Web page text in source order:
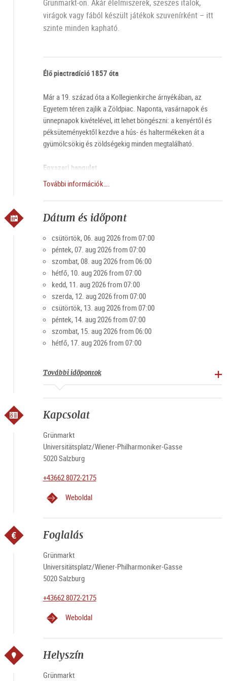
Grünmarkt-on. Akár élelmiszerek, szeszes italok,
virágok vagy fából készült játékok szuvenírként – itt
szinte minden kapható.
Élő piactradíció 1857 óta
Már a 19. század óta a Kollegienkirche árnyékában, az
Egyetem téren zajlik a Zöldpiac. Naponta, vasárnapok és
ünnepnapok kivételével, itt lehet böngészni: a kenyértől és
péksüteményektől kezdve a hús- és haltermékeken át a
gyümölcsökig és zöldségekig minden megtalálható.
Egyszeri hangulat
Zöldpiacot. Amikor a piac standjai reggel 6-kor megnyitják
kapuikat és a város fokozatosan felébred, a Zöldpiac
különösen nagy látogatottságnak örvend. A látogatók és a
helyiek is értékelik a piac kellemes légkörét. Főleg hétvégén a
tér népszerű találkozóhely fiatalok és idősek számára.
Specialitások: Mezőgazdasági termékek, kenyér,
péksütemények, hús és feldolgozott termékek, gyümölcs,
zöldség, szeszes italok
Piacnyitva tartás
Hétfőtől péntekig 7-19 óráig, szombaton 6-15 óráig
További információk….
Dátum és időpont
csütörtök, 06. aug 2026 from 07:00
péntek, 07. aug 2026 from 07:00
szombat, 08. aug 2026 from 06:00
hétfő, 10. aug 2026 from 07:00
kedd, 11. aug 2026 from 07:00
szerda, 12. aug 2026 from 07:00
csütörtök, 13. aug 2026 from 07:00
péntek, 14. aug 2026 from 07:00
szombat, 15. aug 2026 from 06:00
hétfő, 17. aug 2026 from 07:00
További időpontok
Kapcsolat
Grünmarkt
Universitätsplatz/Wiener-Philharmoniker-Gasse
5020 Salzburg
+43662 8072-2175
Weboldal
Foglalás
Grünmarkt
Universitätsplatz/Wiener-Philharmoniker-Gasse
5020 Salzburg
+43662 8072-2175
Weboldal
Helyszín
Grünmarkt